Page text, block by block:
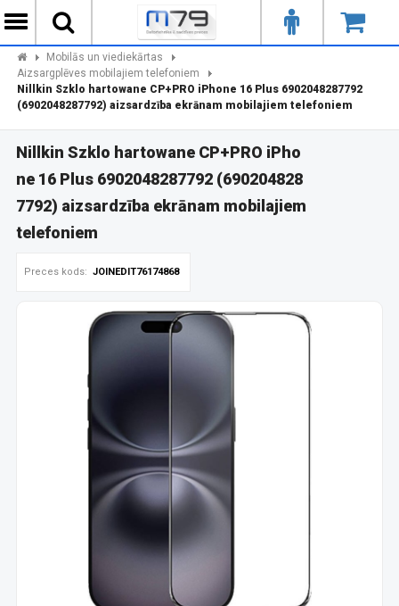
Mobilās un viediekārtas
Aizsargplēves mobilajiem telefoniem
Nillkin Szklo hartowane CP+PRO iPhone 16 Plus 6902048287792
(6902048287792) aizsardzība ekrānam mobilajiem telefoniem
Nillkin Szklo hartowane CP+PRO iPho
ne 16 Plus 6902048287792 (690204828
7792) aizsardzība ekrānam mobilajiem
telefoniem
Preces kods: JOINEDIT76174868